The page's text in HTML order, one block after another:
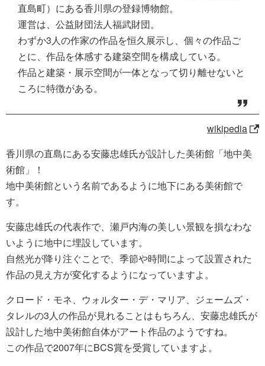
直島町）にある香川県の登録博物館。
運営は、公益財団法人福武財団。
わずか3人の作家の作品を恒久展示し、個々の作品ご
とに、作品を体感する建築空間を構成している。
作品と建築・展示空間が一体となって切り離せないと
ころに特徴がある。
wikipedia
香川県の直島にある安藤忠雄氏が設計した美術館「地中美
術館」！
地中美術館という名前であるように地下にある美術館で
す。
安藤忠雄氏の代表作で、瀬戸内海の美しい景観を損なわな
いように地中に埋設しています。
自然光が降り注ぐことで、季節や時間によって設置された
作品の見え方が変化するようになっていますよ。
クロード・モネ、ウォルター・デ・マリア、ジェームズ・
タレルの3人の作品が見れることはもちろん、安藤忠雄氏が
設計した地中美術館自体がアート作品のようですね。
この作品で2007年にBCS賞を受賞していますよ。